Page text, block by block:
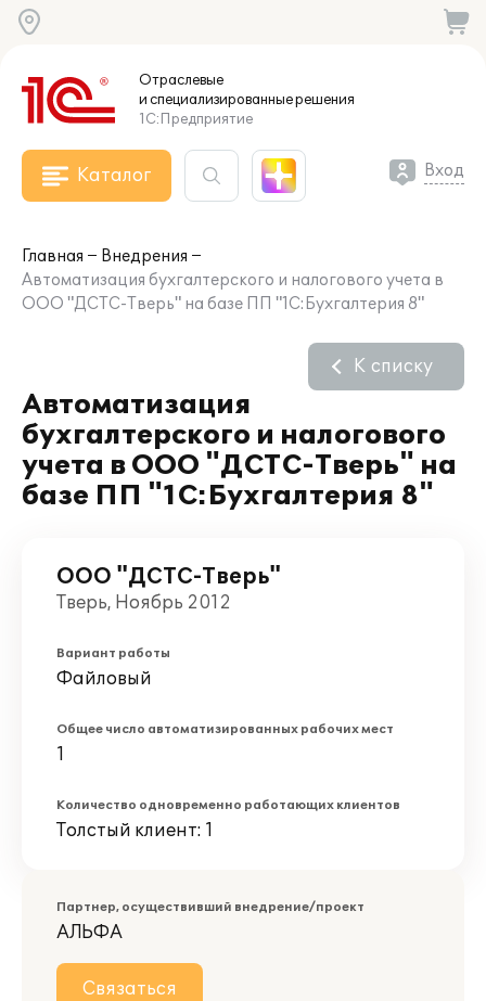
Отраслевые
и специализированныерешения
1С:Предприятие
Каталог Вход
Главная
Внедрения
Автоматизация бухгалтерского и налогового учета в
ООО "ДСТС-Тверь" на базе ПП "1С:Бухгалтерия 8"
Автоматизация
бухгалтерского и налогового
учета в ООО "ДСТС-Тверь" на
базе ПП "1С:Бухгалтерия 8"
К списку
ООО "ДСТС-Тверь"
Тверь, Ноябрь 2012
Вариант работы
Файловый
Общее число автоматизированных рабочих мест
1
Количество одновременно работающих клиентов
Толстый клиент: 1
Партнер, осуществивший внедрение/проект
АЛЬФА
Связаться